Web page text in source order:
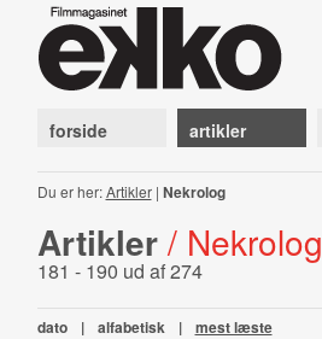
forside artikler
Du er her:Artikler| Nekrolog
Artikler / Nekrolog
181 - 190 ud af 274
dato | alfabetisk | mest læste